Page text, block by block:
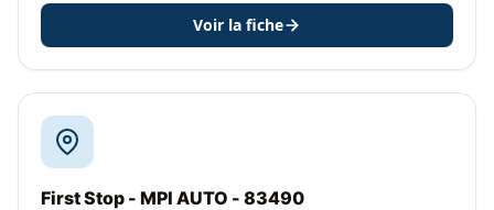
Voir la fiche
First Stop - MPI AUTO - 83490